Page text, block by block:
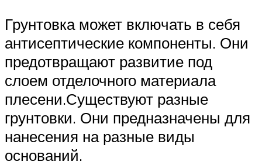
Грунтовка может включать в себя
антисептические компоненты. Они
предотвращают развитие под
слоем отделочного материала
плесени.Существуют разные
грунтовки. Они предназначены для
нанесения на разные виды
оснований.